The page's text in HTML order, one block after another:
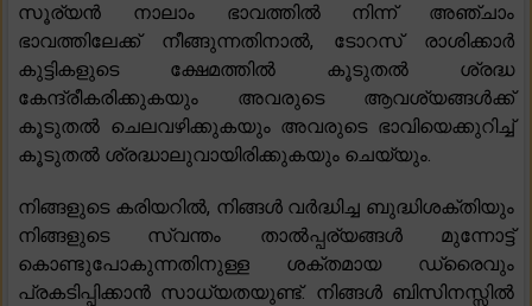
സൂര്യൻ നാലാം ഭാവത്തിൽ നിന്ന് അഞ്ചാം
ഭാവത്തിലേക്ക് നീങ്ങുന്നതിനാൽ, ടോറസ് രാശിക്കാർ
കുട്ടികളുടെ ക്ഷേമത്തിൽ കൂടുതൽ ശ്രദ്ധ
കേന്ദ്രീകരിക്കുകയും അവരുടെ ആവശ്യങ്ങൾക്ക്
കൂടുതൽ ചെലവഴിക്കുകയും അവരുടെ ഭാവിയെക്കുറിച്ച്
കൂടുതൽ ശ്രദ്ധാലുവായിരിക്കുകയും ചെയ്യും.
നിങ്ങളുടെ കരിയറിൽ, നിങ്ങൾ വർദ്ധിച്ച ബുദ്ധിശക്തിയും
നിങ്ങളുടെ സ്വന്തം താൽപ്പര്യങ്ങൾ മുന്നോട്ട്
കൊണ്ടുപോകുന്നതിനുള്ള ശക്തമായ ഡ്രൈവും
പ്രകടിപ്പിക്കാൻ സാധ്യതയുണ്ട്. നിങ്ങൾ ബിസിനസ്സിൽ